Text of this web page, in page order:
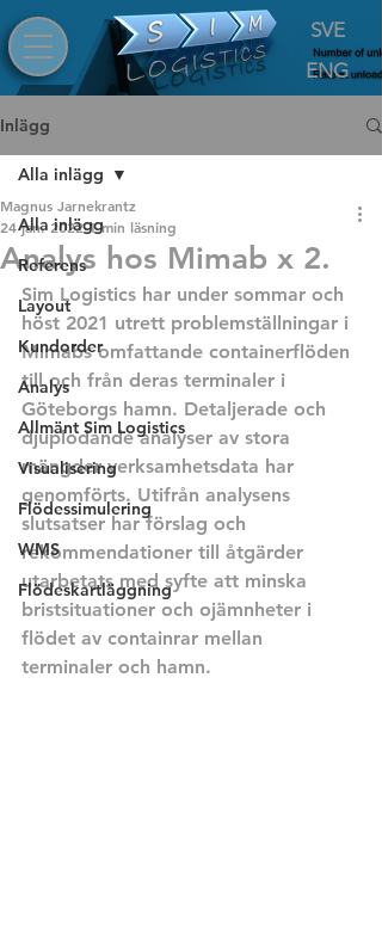
ENG
SVE
Inlägg
Alla inlägg
Referens
Layout
Kundorder
Analys
Allmänt Sim Logistics
Visualisering
Flödessimulering
WMS
Flödeskartläggning
Alla inlägg
Analys hos Mimab x 2.
Magnus Jarnekrantz
24 jan. 2022 1 min läsning
Sim Logistics har under sommar och
höst 2021 utrett problemställningar i
Mimabs omfattande containerflöden
till och från deras terminaler i
Göteborgs hamn. Detaljerade och
djuplodande analyser av stora
mängder verksamhetsdata har
genomförts. Utifrån analysens
slutsatser har förslag och
rekommendationer till åtgärder
utarbetats med syfte att minska
bristsituationer och ojämnheter i
flödet av containrar mellan
terminaler och hamn.